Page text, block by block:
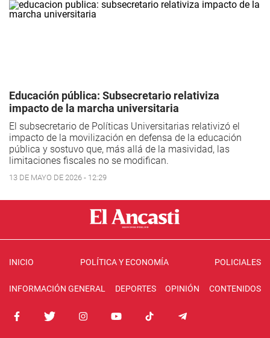
Educación pública: Subsecretario relativiza
impacto de la marcha universitaria
El subsecretario de Políticas Universitarias relativizó el
impacto de la movilización en defensa de la educación
pública y sostuvo que, más allá de la masividad, las
limitaciones fiscales no se modifican.
13 DE MAYO DE 2026 - 12:29
INICIO POLÍTICA Y ECONOMÍA POLICIALES
INFORMACIÓN GENERAL DEPORTES OPINIÓN CONTENIDOS